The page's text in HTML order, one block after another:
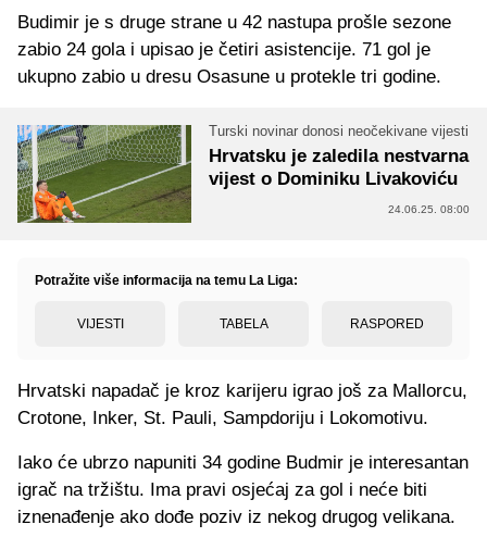
Budimir je s druge strane u 42 nastupa prošle sezone
zabio 24 gola i upisao je četiri asistencije. 71 gol je
ukupno zabio u dresu Osasune u protekle tri godine.
Turski novinar donosi neočekivane vijesti
Hrvatsku je zaledila nestvarna
vijest o Dominiku Livakoviću
24.06.25. 08:00
Potražite više informacija na temu La Liga:
VIJESTI TABELA RASPORED
Hrvatski napadač je kroz karijeru igrao još za Mallorcu,
Crotone, Inker, St. Pauli, Sampdoriju i Lokomotivu.
Iako će ubrzo napuniti 34 godine Budmir je interesantan
igrač na tržištu. Ima pravi osjećaj za gol i neće biti
iznenađenje ako dođe poziv iz nekog drugog velikana.